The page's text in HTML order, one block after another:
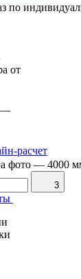
по
от
—
расчет
фото — 4000
3